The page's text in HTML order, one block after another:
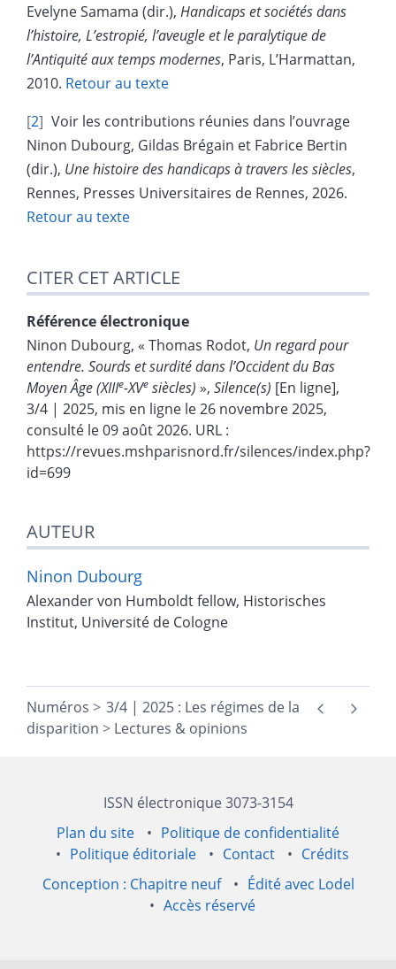
Evelyne Samama (dir.), Handicaps et sociétés dans
l’histoire, L’estropié, l’aveugle et le paralytique de
l’Antiquité aux temps modernes, Paris, L’Harmattan,
2010. Retour au texte
2
Voir les contributions réunies dans l’ouvrage
Ninon Dubourg, Gildas Brégain et Fabrice Bertin
(dir.), Une histoire des handicaps à travers les siècles,
Rennes, Presses Universitaires de Rennes, 2026.
Retour au texte
CITER CET ARTICLE
Référence électronique
Ninon Dubourg, « Thomas Rodot, Un regard pour
entendre. Sourds et surdité dans l’Occident du Bas
Moyen Âge (XIIIe-XVe siècles) », Silence(s) [En ligne],
3/4 | 2025, mis en ligne le 26 novembre 2025,
consulté le 09 août 2026. URL :
https://revues.mshparisnord.fr/silences/index.php?
id=699
AUTEUR
Ninon Dubourg
Alexander von Humboldt fellow, Historisches
Institut, Université de Cologne
Numéros
3/4 | 2025 : Les régimes de la
disparition
Lectures & opinions
ISSN électronique 3073-3154
Plan du site
Politique de confidentialité
Politique éditoriale
Contact
Crédits
Conception : Chapitre neuf
Édité avec Lodel
Accès réservé